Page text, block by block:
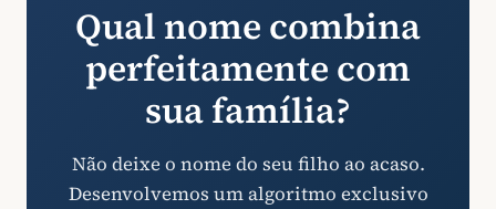
Qual nome combina
perfeitamente com
sua família?
Não deixe o nome do seu filho ao acaso.
Desenvolvemos um algoritmo exclusivo